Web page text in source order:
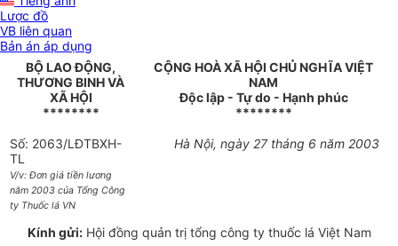
Lược đồ
VB liên quan
Bản án áp dụng
BỘ LAO ĐỘNG,
THƯƠNG BINH VÀ
XÃ HỘI
********
CỘNG HOÀ XÃ HỘI CHỦ NGHĨA VIỆT
NAM
Độc lập - Tự do - Hạnh phúc
********
Số: 2063/LĐTBXH-
TL
V/v: Đơn giá tiền lương
năm 2003 của Tổng Công
ty Thuốc lá VN
Hà Nội, ngày 27 tháng 6 năm 2003
Kính gửi:Hội đồng quản trị tổng công ty thuốc lá Việt Nam